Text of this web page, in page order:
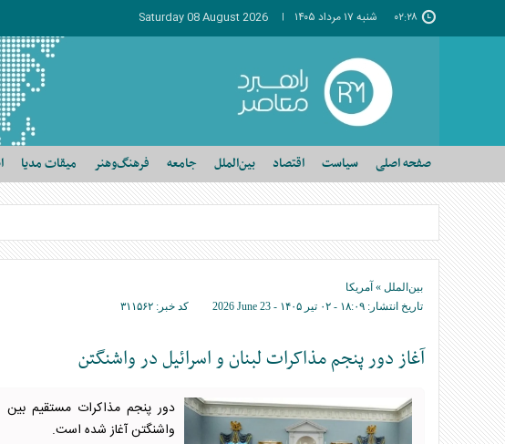
۰۲:۲۸ شنبه ۱۷ مرداد ۱۴۰۵ Saturday 08 August 2026
صفحه اصلی سیاست اقتصاد بین‌الملل جامعه فرهنگ‌وهنر میقات مدیا
بین‌الملل » آمریکا
تاریخ انتشار: ۱۸:۰۹ - ۰۲ تير ۱۴۰۵ - 2026 June 23 کد خبر: ۳۱۱۵۶۲
آغاز دور پنجم مذاکرات لبنان و اسرائیل در واشنگتن
دور پنجم مذاکرات مستقیم بین
واشنگتن آغاز شده است.